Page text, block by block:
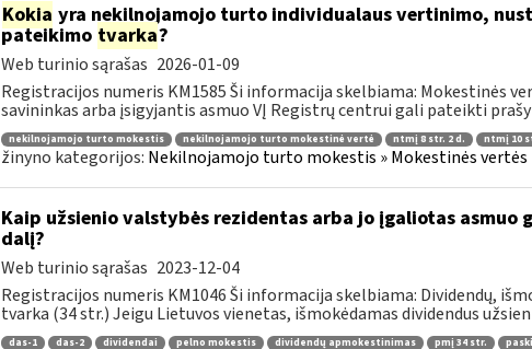
Kokia yra nekilnojamojo turto individualaus vertinimo,
pateikimo tvarka?
Web turinio sąrašas 2026-01-09
Registracijos numeris KM1585 Ši informacija skelbiama: Mokestinės
savininkas arba įsigyjantis asmuo VĮ Registrų centrui gali pateikti
nekilnojamojo turto mokestis nekilnojamojo turto mokestinė vertė ntmį 8 str. 2 d. ntmį 10
žinyno kategorijos: Nekilnojamojo turto mokestis » Mokestinės vertės
Kaip užsienio valstybės rezidentas arba jo įgaliotas asmuo
dalį?
Web turinio sąrašas 2023-12-04
Registracijos numeris KM1046 Ši informacija skelbiama: Dividendų,
tvarka (34 str.) Jeigu Lietuvos vienetas, išmokėdamas dividendus
das-1 das-2 dividendai pelno mokestis dividendų apmokestinimas pmį 34 str.